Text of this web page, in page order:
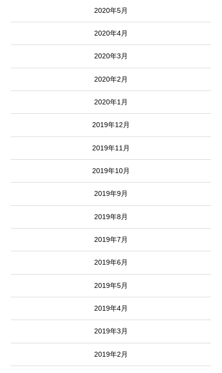
2020年5月
2020年4月
2020年3月
2020年2月
2020年1月
2019年12月
2019年11月
2019年10月
2019年9月
2019年8月
2019年7月
2019年6月
2019年5月
2019年4月
2019年3月
2019年2月